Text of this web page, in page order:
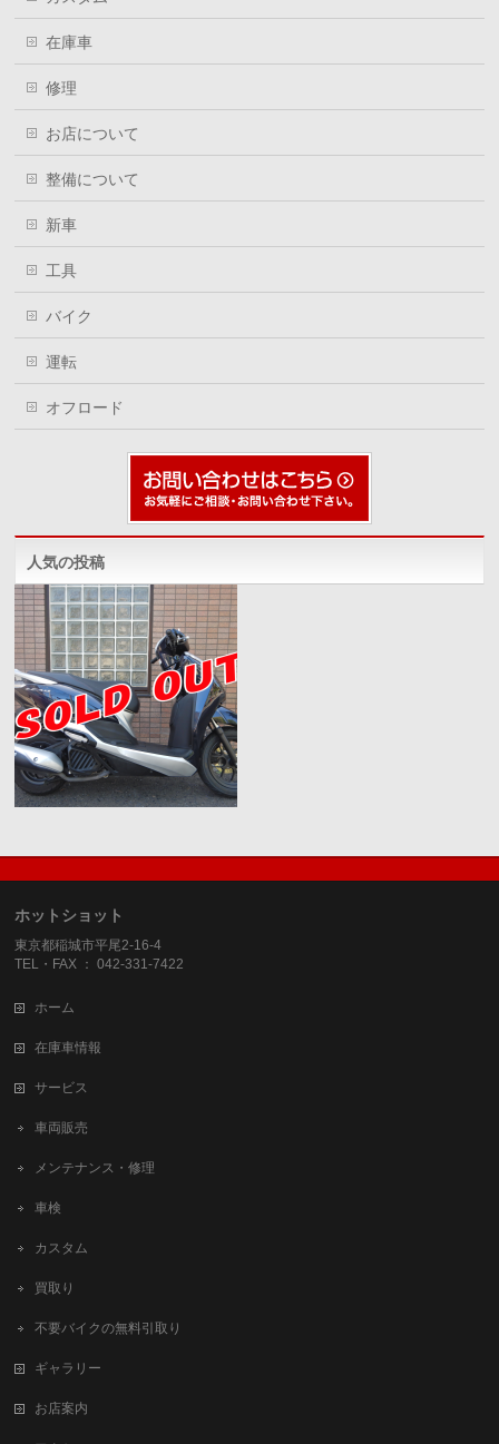
在庫車
修理
お店について
整備について
新車
工具
バイク
運転
オフロード
人気の投稿
ホットショット
東京都稲城市平尾2-16-4
TEL・FAX ： 042-331-7422
ホーム
在庫車情報
サービス
車両販売
メンテナンス・修理
車検
カスタム
買取り
不要バイクの無料引取り
ギャラリー
お店案内